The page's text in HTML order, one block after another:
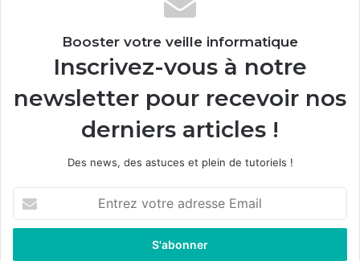
Booster votre veille informatique
Inscrivez-vous à notre
newsletter pour recevoir nos
derniers articles !
Des news, des astuces et plein de tutoriels !
t